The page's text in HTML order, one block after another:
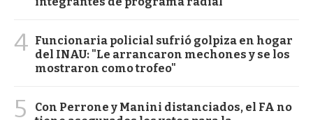
4 Funcionaria policial sufrió golpiza en hogar
del INAU: "Le arrancaron mechones y se los
mostraron como trofeo"
5
Con Perrone y Manini distanciados, el FA no